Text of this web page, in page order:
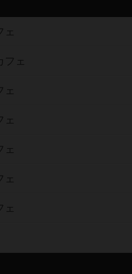
ェ
フェ
ェ
ェ
ェ
ェ
ェ